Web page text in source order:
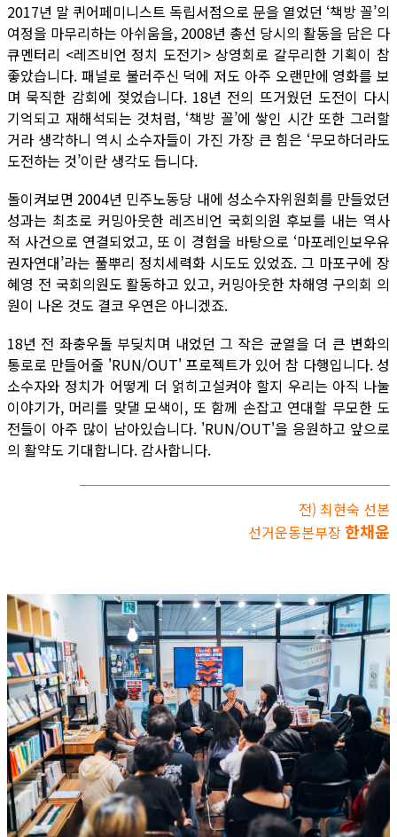
2017년 말 퀴어페미니스트 독립서점으로 문을 열었던 ‘책방 꼴’의
여정을 마무리하는 아쉬움을, 2008년 총선 당시의 활동을 담은 다
큐멘터리 <레즈비언 정치 도전기> 상영회로 갈무리한 기획이 참
좋았습니다. 패널로 불러주신 덕에 저도 아주 오랜만에 영화를 보
며 묵직한 감회에 젖었습니다. 18년 전의 뜨거웠던 도전이 다시
기억되고 재해석되는 것처럼, ‘책방 꼴’에 쌓인 시간 또한 그러할
거라 생각하니 역시 소수자들이 가진 가장 큰 힘은 ‘무모하더라도
도전하는 것’이란 생각도 듭니다.
돌이켜보면 2004년 민주노동당 내에 성소수자위원회를 만들었던
성과는 최초로 커밍아웃한 레즈비언 국회의원 후보를 내는 역사
적 사건으로 연결되었고, 또 이 경험을 바탕으로 ‘마포레인보우유
권자연대’라는 풀뿌리 정치세력화 시도도 있었죠. 그 마포구에 장
혜영 전 국회의원도 활동하고 있고, 커밍아웃한 차해영 구의회 의
원이 나온 것도 결코 우연은 아니겠죠.
18년 전 좌충우돌 부딪치며 내었던 그 작은 균열을 더 큰 변화의
통로로 만들어줄 'RUN/OUT' 프로젝트가 있어 참 다행입니다. 성
소수자와 정치가 어떻게 더 얽히고설켜야 할지 우리는 아직 나눌
이야기가, 머리를 맞댈 모색이, 또 함께 손잡고 연대할 무모한 도
전들이 아주 많이 남아있습니다. 'RUN/OUT'을 응원하고 앞으로
의 활약도 기대합니다. 감사합니다.
전) 최현숙 선본
선거운동본부장한채윤